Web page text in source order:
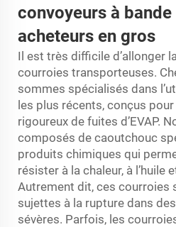
convoyeurs à
acheteurs en gros
Il est très difficile d’allonger
courroies transporteuses.
sommes spécialisés dans
les plus récents, conçus
rigoureux de fuites d’EVAP.
composés de caoutchouc
produits chimiques qui
résister à la chaleur, à l’huile
Autrement dit, ces courroies
sujettes à la rupture dans
sévères. Parfois, les